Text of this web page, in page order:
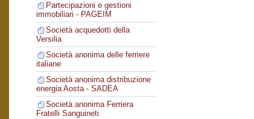
Partecipazioni e gestioni
immobiliari - PAGEIM
Società acquedotti della
Versilia
Società anonima delle ferriere
italiane
Società anonima distribuzione
energia Aosta - SADEA
Società anonima Ferriera
Fratelli Sanguineti